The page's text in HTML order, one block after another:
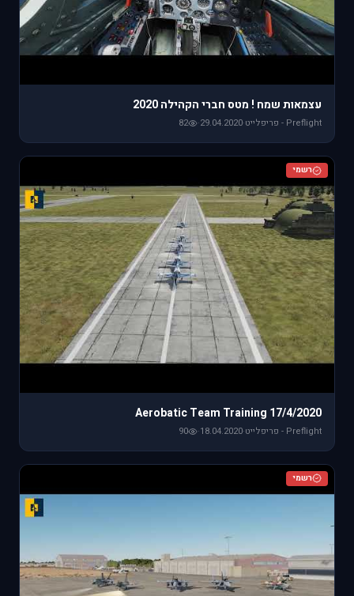
עצמאות שמח ! מטס חברי הקהילה 2020
Preflight - פריפלייט ·
29.04.2020
·
82
רשמי
Aerobatic Team Training 17/4/2020
Preflight - פריפלייט ·
18.04.2020
·
90
רשמי